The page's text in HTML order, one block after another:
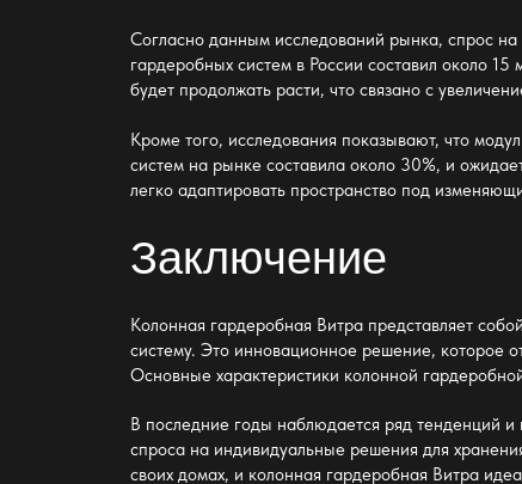
Согласно данным исследований рынка, спрос
гардеробных систем в России составил около
будет продолжать расти, что связано с
Кроме того, исследования показывают, что
систем на рынке составила около 30%, и
легко адаптировать пространство под
Заключение
Колонная гардеробная Витра представляет
систему. Это инновационное решение, которое
Основные характеристики колонной
В последние годы наблюдается ряд тенденций и
спроса на индивидуальные решения для
своих домах, и колонная гардеробная Витра